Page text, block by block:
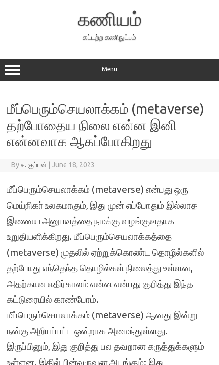
கணியம்
கட்டற்ற கணிநுட்பம்
Menu
மீப்பெரும்செயலாக்கம் (metaverse)
தற்போதைய நிலை என்ன இனி
என்னவாக ஆகப்போகிறது
Byச. குப்பன் June 18, 2023
மீப்பெரும்செயலாக்கம் (metaverse) என்பது ஒரு
மெய்நிகர் உலகமாகும், இது முன் எப்போதும் இல்லாத
இணைய அனுபவத்தை நமக்கு வழங்குவதாக
உறுதியளிக்கிறது. மீப்பெரும்செயலாக்கத்தை
(metaverse) முதலில் ஏற்றுக்கொண்ட தொழில்களில்
தற்போது எந்தெந்த தொழில்கள் நிலைத்து உள்ளன,
அதற்கான எதிர்காலம் என்ன என்பது குறித்து இந்த
கட்டுரையில் காண்போம்.
மீப்பெரும்செயலாக்கம் (metaverse) ஆனது இன்று
நன்கு அறியப்பட்ட ஒன்றாக அமைந்துள்ளது.
இருப்பினும், இது குறித்து பல தவறான கருத்துக்களும்
உள்ளன. இதில் பின்வருவன அடங்கும்: இது